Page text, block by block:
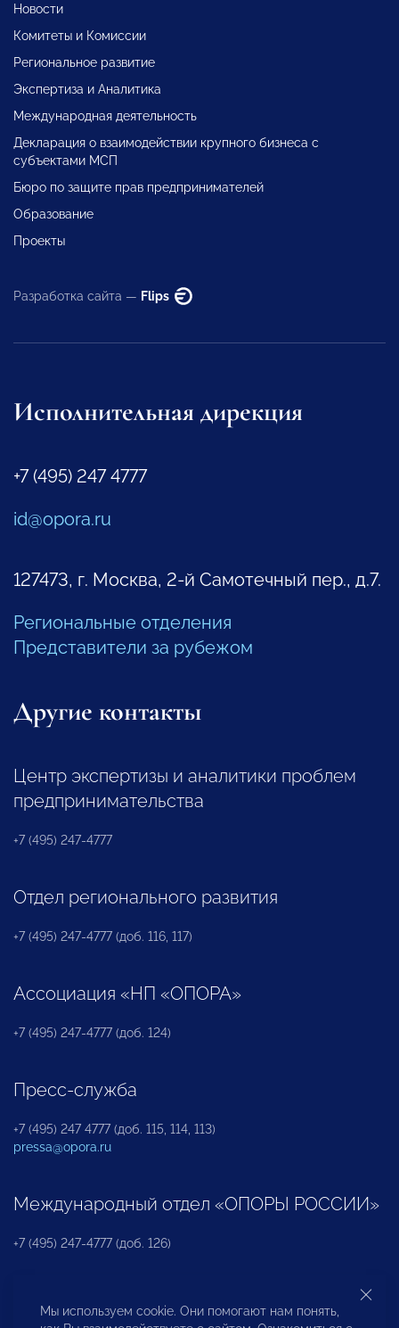
Новости
Комитеты и Комиссии
Региональное развитие
Экспертиза и Аналитика
Международная деятельность
Декларация о взаимодействии крупного бизнеса с
субъектами МСП
Бюро по защите прав предпринимателей
Образование
Проекты
Разработка сайта — Flips
Исполнительная дирекция
+7 (495) 247 4777
id@opora.ru
127473, г. Москва, 2-й Самотечный пер., д.7.
Региональные отделения
Представители за рубежом
Другие контакты
Центр экспертизы и аналитики проблем
предпринимательства
+7 (495) 247-4777
Отдел регионального развития
+7 (495) 247-4777 (доб. 116, 117)
Ассоциация «НП «ОПОРА»
+7 (495) 247-4777 (доб. 124)
Пресс-служба
+7 (495) 247 4777 (доб. 115, 114, 113)
pressa@opora.ru
Международный отдел «ОПОРЫ РОССИИ»
+7 (495) 247-4777 (доб. 126)
Бюро по защите прав предпринимателей и
Мы используем cookie. Они помогают нам понять,